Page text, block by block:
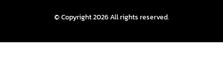
© Copyright 2026 All rights reserved.